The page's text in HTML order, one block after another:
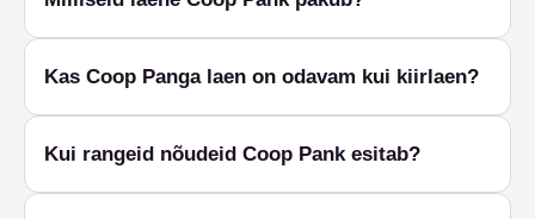
Kas Coop Panga laen on odavam kui kiirlaen?
Kui rangeid nõudeid Coop Pank esitab?